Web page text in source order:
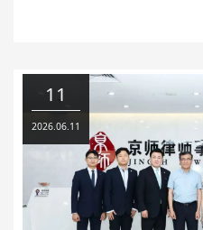
11
2026.06.11